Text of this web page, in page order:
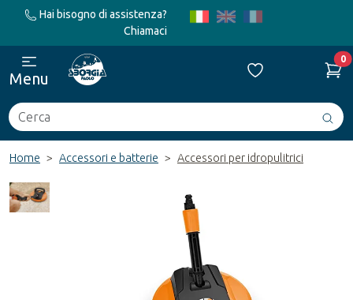
Hai bisogno di assistenza?
Chiamaci
Cerca
0
Menu
Home Accessori e batterie Accessori per idropulitrici